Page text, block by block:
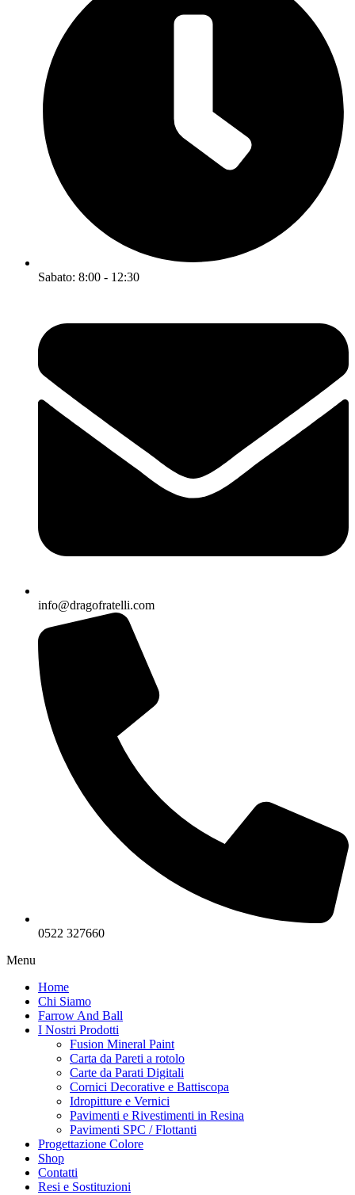
Sabato: 8:00 - 12:30
info@dragofratelli.com
0522 327660
Menu
Home
Chi Siamo
Farrow And Ball
I Nostri Prodotti
Fusion Mineral Paint
Carta da Pareti a rotolo
Carte da Parati Digitali
Cornici Decorative e Battiscopa
Idropitture e Vernici
Pavimenti e Rivestimenti in Resina
Pavimenti SPC / Flottanti
Progettazione Colore
Shop
Contatti
Resi e Sostituzioni